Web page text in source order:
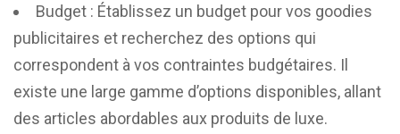
Budget : Établissez un budget pour vos goodies
publicitaires et recherchez des options qui
correspondent à vos contraintes budgétaires. Il
existe une large gamme d’options disponibles, allant
des articles abordables aux produits de luxe.